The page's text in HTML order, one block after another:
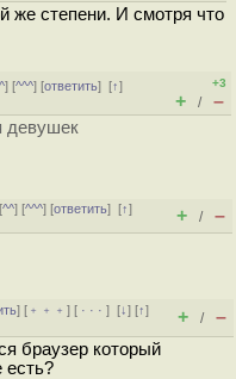
же степени. И смотря что
] [^^^] [ответить][↑]
+3
+ / –
девушек
^^] [^^^] [ответить][↑]
+ / –
] [ ﹢﹢﹢] [ · · ·][↓] [↑]
+ / –
браузер который
есть?